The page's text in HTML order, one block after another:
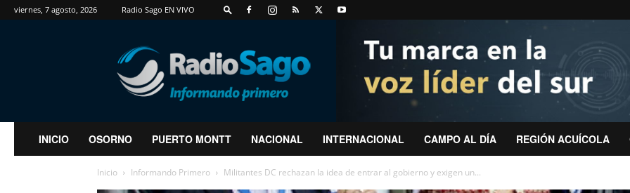
viernes, 7 agosto, 2026 Radio Sago EN VIVO
RadioSago
INICIO OSORNO PUERTO MONTT NACIONAL INTERNACIONAL CAMPO AL DÍA REGIÓN ACUÍCOLA
Inicio Informando Primero Militantes DC rechazan la idea de entrar al gobierno y exigen un...